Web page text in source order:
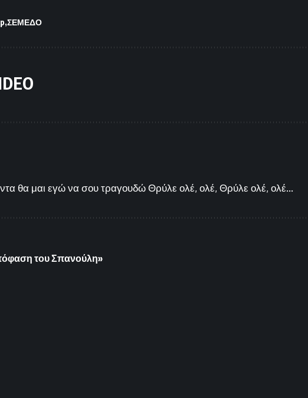
ΣΕΜΕΔΟ
θα μαι εγώ να σου τραγουδώ Θρύλε ολέ, ολέ, Θρύλε ολέ, ολέ...
του Σπανούλη»